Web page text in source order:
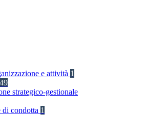
e attività 1
49
strategico-gestionale
di condotta 1